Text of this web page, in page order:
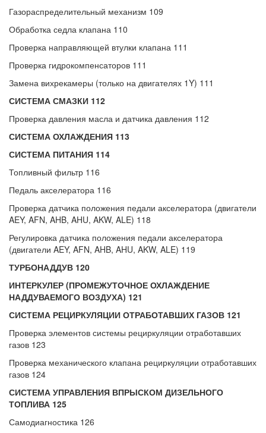
Газораспределительный механизм 109
Обработка седла клапана 110
Проверка направляющей втулки клапана 111
Проверка гидрокомпенсаторов 111
Замена вихрекамеры (только на двигателях 1Y) 111
СИСТЕМА СМАЗКИ 112
Проверка давления масла и датчика давления 112
СИСТЕМА ОХЛАЖДЕНИЯ 113
СИСТЕМА ПИТАНИЯ 114
Топливный фильтр 116
Педаль акселератора 116
Проверка датчика положения педали акселератора (двигатели
AEY, AFN, AHB, AHU, AKW, ALE) 118
Регулировка датчика положения педали акселератора
(двигатели AEY, AFN, AHB, AHU, AKW, ALE) 119
ТУРБОНАДДУВ 120
ИНТЕРКУЛЕР (ПРОМЕЖУТОЧНОЕ ОХЛАЖДЕНИЕ
НАДДУВАЕМОГО ВОЗДУХА) 121
СИСТЕМА РЕЦИРКУЛЯЦИИ ОТРАБОТАВШИХ ГАЗОВ 121
Проверка элементов системы рециркуляции отработавших
газов 123
Проверка механического клапана рециркуляции отработавших
газов 124
СИСТЕМА УПРАВЛЕНИЯ ВПРЫСКОМ ДИЗЕЛЬНОГО
ТОПЛИВА 125
Самодиагностика 126